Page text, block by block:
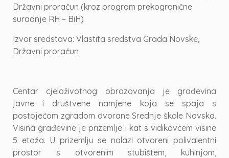
Državni proračun (kroz program prekogranične
suradnje RH – BiH)
Izvor sredstava: Vlastita sredstva Grada Novske,
Državni proračun
Centar cjeloživotnog obrazovanja je građevina
javne i društvene namjene koja se spaja s
postojećom zgradom dvorane Srednje škole Novska.
Visina građevine je prizemlje i kat s vidikovcem visine
5 etaža. U prizemlju se nalazi otvoreni polivalentni
prostor s otvorenim stubištem, kuhinjom,